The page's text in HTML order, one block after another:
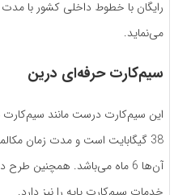
می‌نماید.
سیم‌کارت حرفه‌ای درین
این سیم‌کارت درست مانند سیم‌کارت
آن‌ها 6 ماه می‌باشد. همچنین